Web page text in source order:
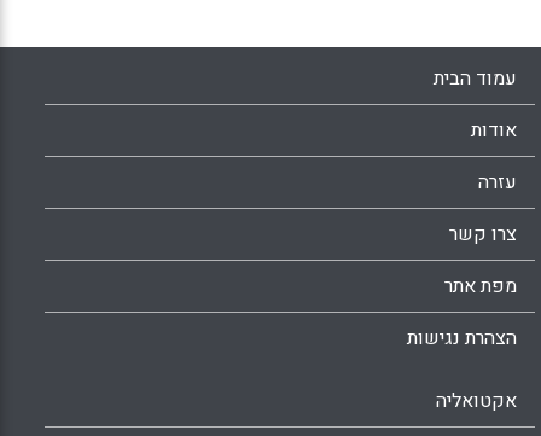
בין הקבוצות שלמדו בשיטות השונות. ג. בכל
הקבוצות, ולגבי כל ארבעת המושגים שנבחנו, עלו
הישגי התלמידים הבוגרים על הישגי התלמידים
בולט ביותר בקבוצה שלמדה על ידי דוגמאות.
עמוד הבית
אודות
עזרה
צרו קשר
מפת אתר
הצהרת נגישות
אקטואליה